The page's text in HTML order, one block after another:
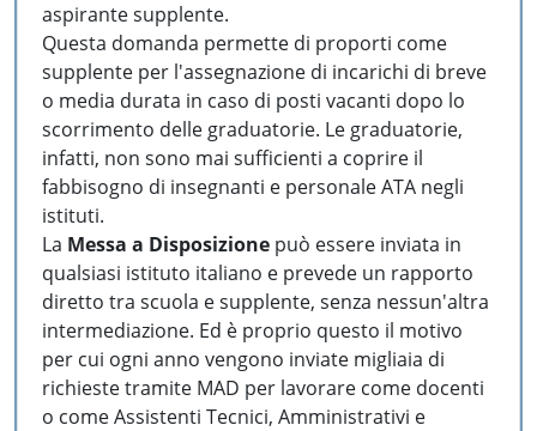
aspirante supplente.
Questa domanda permette di proporti come
supplente per l'assegnazione di incarichi di breve
o media durata in caso di posti vacanti dopo lo
scorrimento delle graduatorie. Le graduatorie,
infatti, non sono mai sufficienti a coprire il
fabbisogno di insegnanti e personale ATA negli
istituti.
La Messa a Disposizione può essere inviata in
qualsiasi istituto italiano e prevede un rapporto
diretto tra scuola e supplente, senza nessun'altra
intermediazione. Ed è proprio questo il motivo
per cui ogni anno vengono inviate migliaia di
richieste tramite MAD per lavorare come docenti
o come Assistenti Tecnici, Amministrativi e